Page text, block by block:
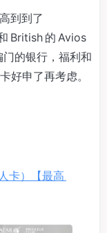
到到了
British 的 Avios
的银行，福利和
好申了再考虑。
卡）【最高